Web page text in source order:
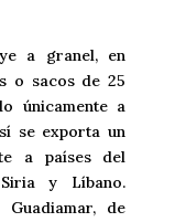
a granel, en
o sacos de 25
únicamente a
se exporta un
a países del
y Líbano.
Guadiamar, de